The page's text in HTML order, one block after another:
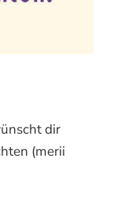
dir
(merii